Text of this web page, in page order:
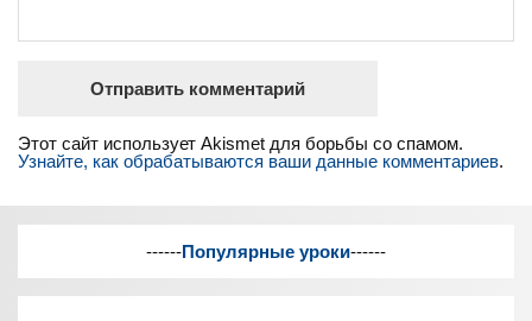
Этот сайт использует Akismet для борьбы со спамом.
Узнайте, как обрабатываются ваши данные комментариев.
------Популярные уроки------